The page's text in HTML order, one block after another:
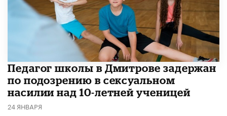
Педагог школы в Дмитрове задержан
по подозрению в сексуальном
насилии над 10-летней ученицей
24 ЯНВАРЯ